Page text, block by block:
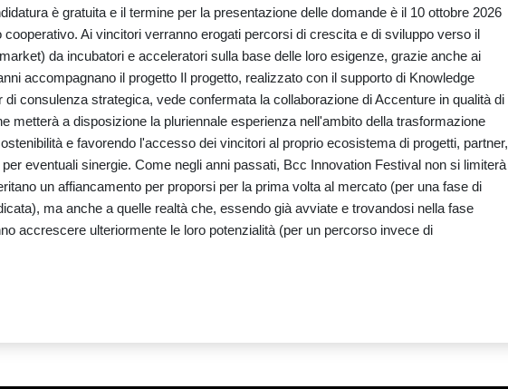
è gratuita e il termine per la presentazione delle domande è il 10 ottobre 2026
cooperativo. Ai vincitori verranno erogati percorsi di crescita e di sviluppo verso il
da incubatori e acceleratori sulla base delle loro esigenze, grazie anche ai
accompagnano il progetto Il progetto, realizzato con il supporto di Knowledge
di consulenza strategica, vede confermata la collaborazione di Accenture in qualità di
metterà a disposizione la pluriennale esperienza nell'ambito della trasformazione
e favorendo l'accesso dei vincitori al proprio ecosistema di progetti, partner,
eventuali sinergie. Come negli anni passati, Bcc Innovation Festival non si limiterà
un affiancamento per proporsi per la prima volta al mercato (per una fase di
ma anche a quelle realtà che, essendo già avviate e trovandosi nella fase
accrescere ulteriormente le loro potenzialità (per un percorso invece di